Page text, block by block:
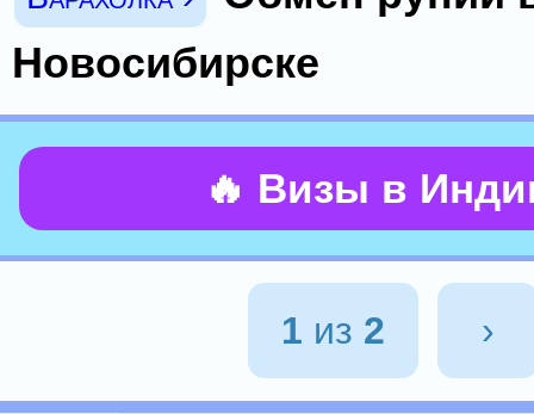
Новосибирске
🔥 Визы в
1 из 2 ›